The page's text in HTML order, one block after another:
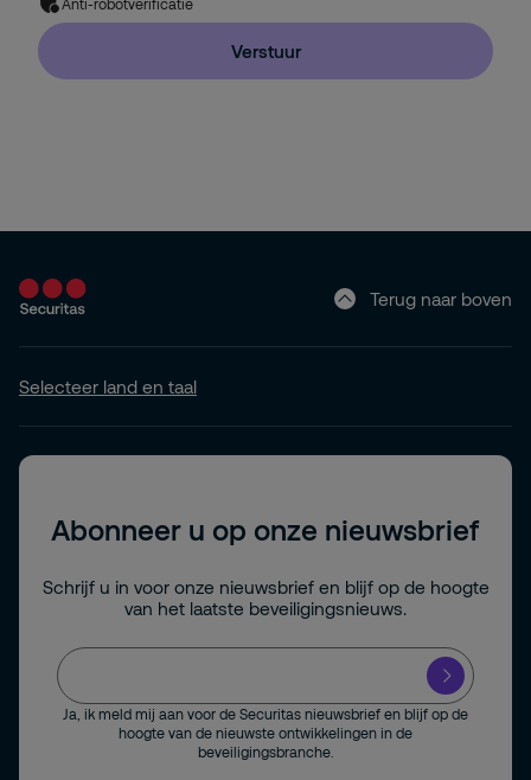
Anti-robotverificatie
Verstuur
Terug naar boven
Selecteer land en taal
Abonneer u op onze nieuwsbrief
Schrijf u in voor onze nieuwsbrief en blijf op de hoogte
van het laatste beveiligingsnieuws.
Ja, ik meld mij aan voor de Securitas nieuwsbrief en blijf op de
hoogte van de nieuwste ontwikkelingen in de
beveiligingsbranche.